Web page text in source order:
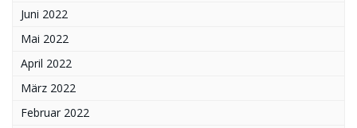
Juni 2022
Mai 2022
April 2022
März 2022
Februar 2022